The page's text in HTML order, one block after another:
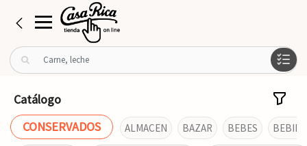
B
u
r
p
Catálogo
CONSERVADOS
ALMACEN BAZAR BEBES